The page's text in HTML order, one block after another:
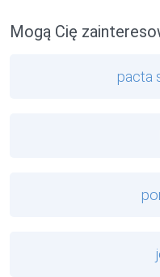
Mogą Cię
pacta